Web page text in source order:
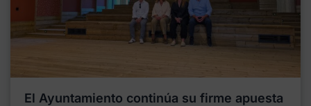
El Ayuntamiento continúa su firme apuesta